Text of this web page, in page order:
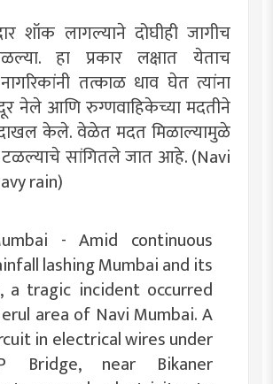
शॉक लागल्याने दोघीही जागीच
हा प्रकार लक्षात येताच
तत्काळ धाव घेत त्यांना
नेले आणि रुग्णवाहिकेच्या मदतीने
केले. वेळेत मदत मिळाल्यामुळे
टळल्याचे सांगितले जात आहे. (Navi
rain)
- Amid continuous
lashing Mumbai and its
a tragic incident occurred
area of Navi Mumbai. A
in electrical wires under
Bridge, near Bikaner